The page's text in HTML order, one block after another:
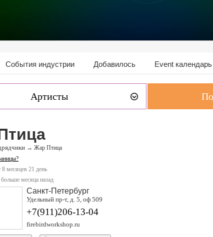
События индустрии Добавилось Event календарь
Артисты
→ Жар Птица
8 месяцев 21 день
больше месяца назад
Санкт-Петербург
Удельный пр-т, д. 5, оф 509
+7(911)206-13-04
firebirdworkshop.ru